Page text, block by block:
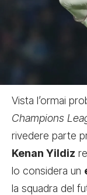
Vista l’ormai
Champions
rivedere parte
Kenan Yildiz
lo considera un
la squadra del